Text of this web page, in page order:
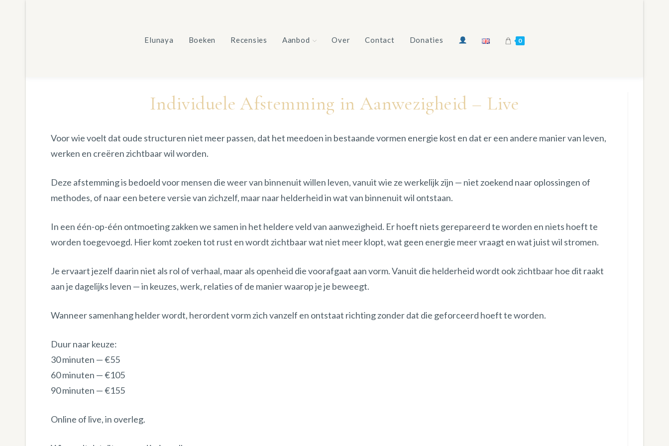
Elunaya Boeken Recensies Aanbod Over Contact Donaties 0
Individuele Afstemming in Aanwezigheid – Live
Voor wie voelt dat oude structuren niet meer passen, dat het meedoen in bestaande vormen energie kost en dat er een andere manier van leven,
werken en creëren zichtbaar wil worden.
Deze afstemming is bedoeld voor mensen die weer van binnenuit willen leven, vanuit wie ze werkelijk zijn — niet zoekend naar oplossingen of
methodes, of naar een betere versie van zichzelf, maar naar helderheid in wat van binnenuit wil ontstaan.
In een één-op-één ontmoeting zakken we samen in het heldere veld van aanwezigheid. Er hoeft niets gerepareerd te worden en niets hoeft te
worden toegevoegd. Hier komt zoeken tot rust en wordt zichtbaar wat niet meer klopt, wat geen energie meer vraagt en wat juist wil stromen.
Je ervaart jezelf daarin niet als rol of verhaal, maar als openheid die voorafgaat aan vorm. Vanuit die helderheid wordt ook zichtbaar hoe dit raakt
aan je dagelijks leven — in keuzes, werk, relaties of de manier waarop je je beweegt.
Wanneer samenhang helder wordt, herordent vorm zich vanzelf en ontstaat richting zonder dat die geforceerd hoeft te worden.
Duur naar keuze:
30 minuten — €55
60 minuten — €105
90 minuten — €155
Online of live, in overleg.